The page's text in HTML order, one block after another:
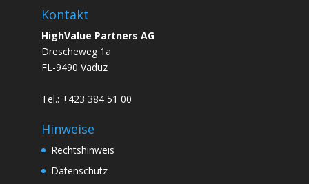
Kontakt
HighValue Partners AG
Drescheweg 1a
FL-9490 Vaduz
Tel.: +423 384 51 00
Hinweise
Rechtshinweis
Datenschutz